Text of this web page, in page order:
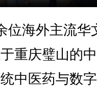
海外主流华
重庆璧山的
中医药与数